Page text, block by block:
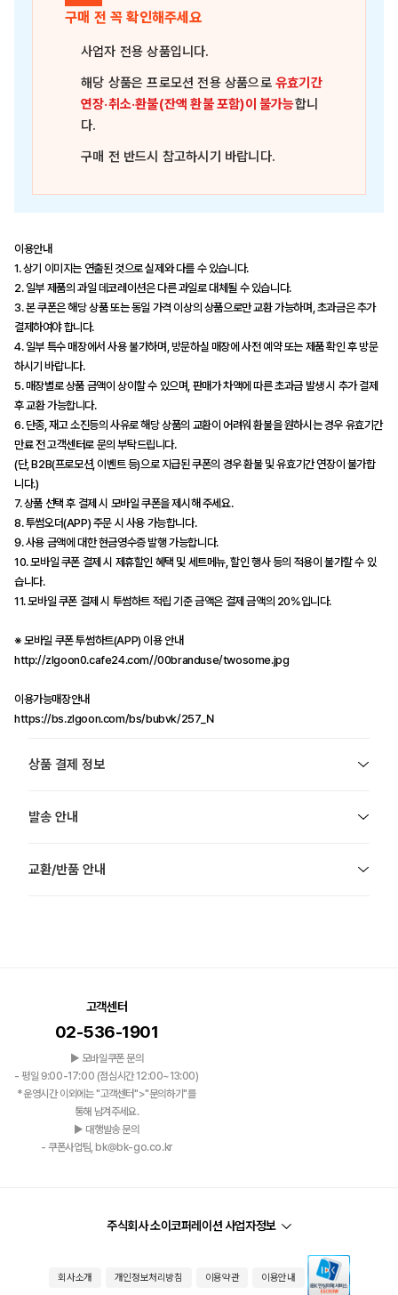
구매 전 꼭 확인해주세요
사업자 전용 상품입니다.
해당 상품은프로모션 전용 상품으로유효기간
연장·취소·환불(잔액 환불 포함)이 불가능합니
다.
구매 전 반드시 참고하시기 바랍니다.
이용안내
1. 상기 이미지는 연출된 것으로 실제와 다를 수 있습니다.
2. 일부 제품의 과일 데코레이션은 다른 과일로 대체될 수 있습니다.
3. 본 쿠폰은 해당 상품 또는 동일 가격 이상의 상품으로만 교환 가능하며, 초과금은 추가
결제하여야 합니다.
4. 일부 특수 매장에서 사용 불가하며, 방문하실 매장에 사전 예약 또는 제품 확인 후 방문
하시기 바랍니다.
5. 매장별로 상품 금액이 상이할 수 있으며, 판매가 차액에 따른 초과금 발생 시 추가 결제
후 교환 가능합니다.
6. 단종, 재고 소진등의 사유로 해당 상품의 교환이 어려워 환불을 원하시는 경우 유효기간
만료 전 고객센터로 문의 부탁드립니다.
(단, B2B(프로모션, 이벤트 등)으로 지급된 쿠폰의 경우 환불 및 유효기간 연장이 불가합
니다.)
7. 상품 선택 후 결제 시 모바일 쿠폰을 제시해 주세요.
8. 투썸오더(APP) 주문 시 사용 가능합니다.
9. 사용 금액에 대한 현금영수증 발행 가능합니다.
10. 모바일 쿠폰 결제 시 제휴할인 혜택 및 세트메뉴, 할인 행사 등의 적용이 불가할 수 있
습니다.
11. 모바일 쿠폰 결제 시 투썸하트 적립 기준 금액은 결제 금액의 20%입니다.
※ 모바일 쿠폰 투썸하트(APP) 이용 안내
http://zlgoon0.cafe24.com//00branduse/twosome.jpg
이용가능매장안내
https://bs.zlgoon.com/bs/bubvk/257_N
상품 결제 정보
발송 안내
교환/반품 안내
고객센터
02-536-1901
▶ 모바일쿠폰 문의
- 평일 9:00-17:00 (점심시간 12:00~13:00)
*운영시간 이외에는 "고객센터">"문의하기"를
통해 남겨주세요.
▶ 대행발송 문의
- 쿠폰사업팀, bk@bk-go.co.kr
주식회사 소이코퍼레이션 사업자정보
회사소개 개인정보처리방침 이용약관 이용안내